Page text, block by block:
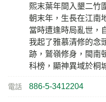
熙末葉年間入墾二竹
朝末年，生長在江南
當時遭逢時局亂世，
我起了雅慕清修的念
跡，鷲嶺修身，閩南
科榜，顯神異域於桐
電話 886-5-3412204